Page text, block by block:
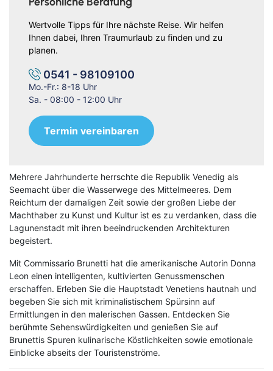
Mehrere Jahrhunderte herrschte die Republik Venedig als
Seemacht über die Wasserwege des Mittelmeeres. Dem
Reichtum der damaligen Zeit sowie der großen Liebe der
Machthaber zu Kunst und Kultur ist es zu verdanken, dass die
Lagunenstadt mit ihren beeindruckenden Architekturen
begeistert.
Mit Commissario Brunetti hat die amerikanische Autorin Donna
Leon einen intelligenten, kultivierten Genussmenschen
erschaffen. Erleben Sie die Hauptstadt Venetiens hautnah und
begeben Sie sich mit kriminalistischem Spürsinn auf
Ermittlungen in den malerischen Gassen. Entdecken Sie
berühmte Sehenswürdigkeiten und genießen Sie auf
Brunettis Spuren kulinarische Köstlichkeiten sowie emotionale
Einblicke abseits der Touristenströme.
Wertvolle Tipps für Ihre nächste Reise. Wir helfen
Ihnen dabei, Ihren Traumurlaub zu finden und zu
planen.
0541 - 98109100
Mo.-Fr.: 8-18 Uhr
Sa. - 08:00 - 12:00 Uhr
Termin vereinbaren